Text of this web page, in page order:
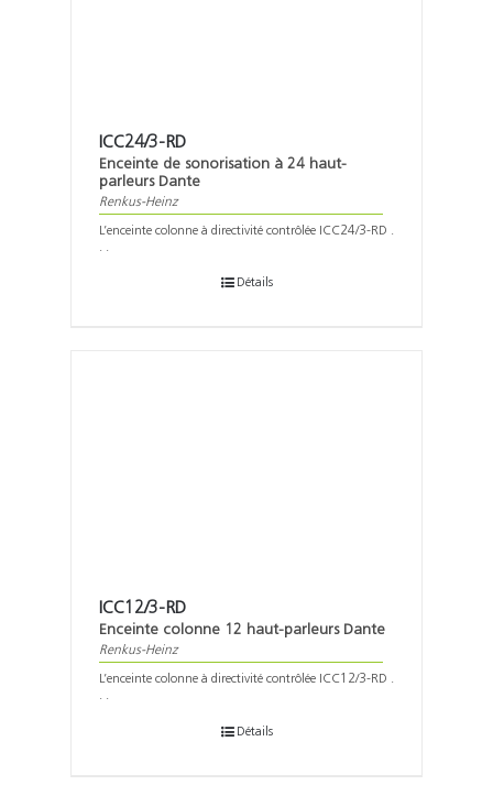
ICC24/3-RD
Enceinte de sonorisation à 24 haut-
parleurs Dante
Renkus-Heinz
L’enceinte colonne à directivité contrôlée ICC24/3-RD .
. .
Détails
ICC12/3-RD
Enceinte colonne 12 haut-parleurs Dante
Renkus-Heinz
L’enceinte colonne à directivité contrôlée ICC12/3-RD .
. .
Détails